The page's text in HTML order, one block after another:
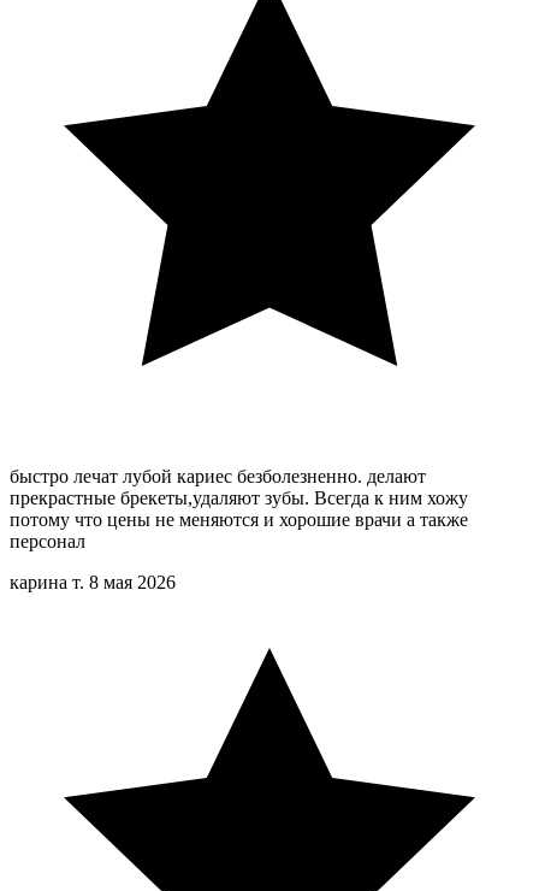
быстро лечат лубой кариес безболезненно. делают
прекрастные брекеты,удаляют зубы. Всегда к ним хожу
потому что цены не меняются и хорошие врачи а также
персонал
карина т. 8 мая 2026